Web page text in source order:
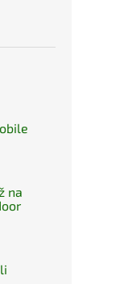
na